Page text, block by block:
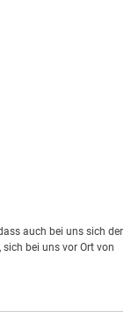
auch bei uns sich der
bei uns vor Ort von